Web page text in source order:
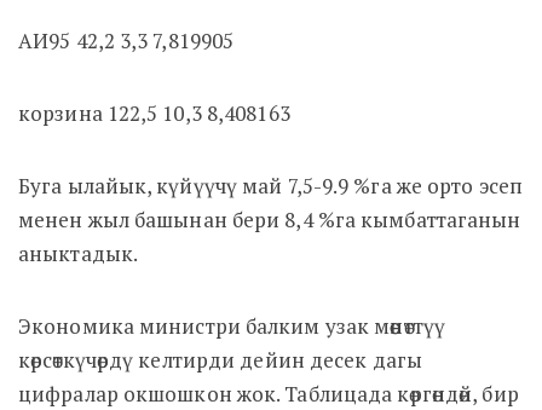
АИ95 42,2 3,3 7,819905
корзина 122,5 10,3 8,408163
Буга ылайык, күйүүчү май 7,5-9.9 %га же орто эсеп
менен жыл башынан бери 8,4 %га кымбаттаганын
аныктадык.
Экономика министри балким узак мөөнөттүү
көрсөткүчөрдү келтирди дейин десек дагы
цифралар окшошкон жок. Таблицада көргөндөй, бир